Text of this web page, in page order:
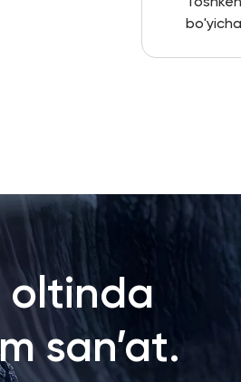
bo'yicha
oltinda
san’at.